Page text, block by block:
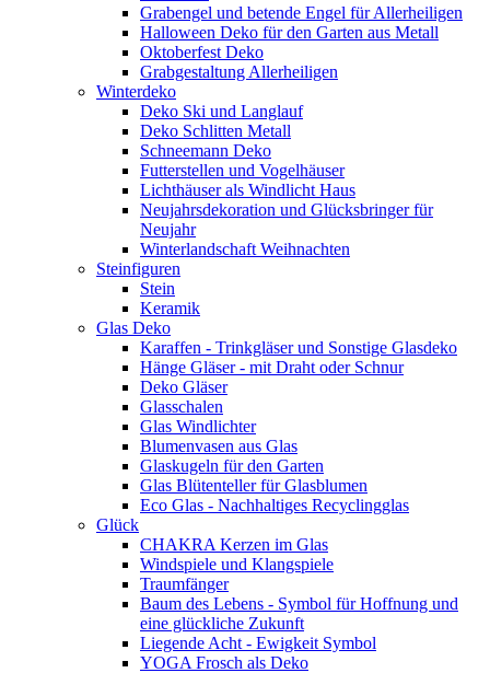
Grabengel und betende Engel für Allerheiligen
Halloween Deko für den Garten aus Metall
Oktoberfest Deko
Grabgestaltung Allerheiligen
Winterdeko
Deko Ski und Langlauf
Deko Schlitten Metall
Schneemann Deko
Futterstellen und Vogelhäuser
Lichthäuser als Windlicht Haus
Neujahrsdekoration und Glücksbringer für
Neujahr
Winterlandschaft Weihnachten
Steinfiguren
Stein
Keramik
Glas Deko
Karaffen - Trinkgläser und Sonstige Glasdeko
Hänge Gläser - mit Draht oder Schnur
Deko Gläser
Glasschalen
Glas Windlichter
Blumenvasen aus Glas
Glaskugeln für den Garten
Glas Blütenteller für Glasblumen
Eco Glas - Nachhaltiges Recyclingglas
Glück
CHAKRA Kerzen im Glas
Windspiele und Klangspiele
Traumfänger
Baum des Lebens - Symbol für Hoffnung und
eine glückliche Zukunft
Liegende Acht - Ewigkeit Symbol
YOGA Frosch als Deko